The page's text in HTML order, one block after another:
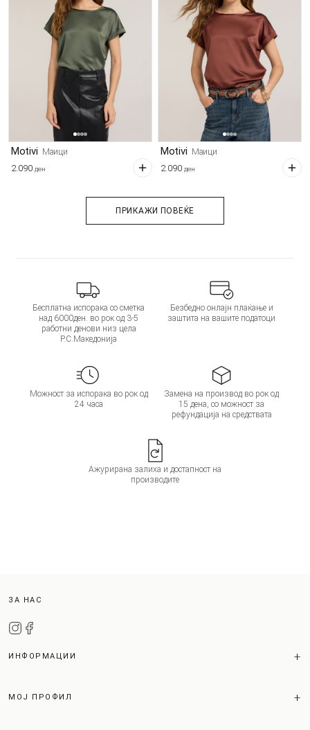
Motivi Маици
2.090 ден
Motivi Маици
2.090 ден
ПРИКАЖИ ПОВЕЌЕ
Бесплатна испорака со сметка
над 6000ден. во рок од 3-5
работни денови низ цела
Р.С.Македонија
Безбедно онлајн плаќање и
заштита на вашите податоци
Можност за испорака во рок од
24 часа
Замена на производ во рок од
15 дена, со можност за
рефундација на средствата
Ажурирана залиха и достапност на
производите
ЗА НАС
ИНФОРМАЦИИ
МОЈ ПРОФИЛ